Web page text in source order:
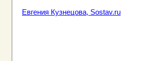
Евгения Кузнецова, Sostav.ru